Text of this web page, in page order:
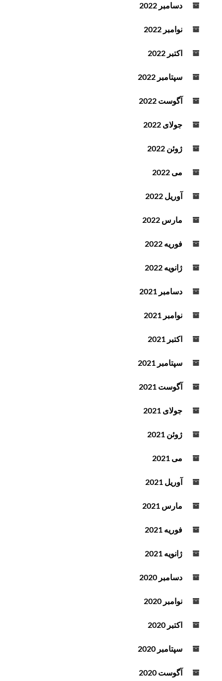
دسامبر 2022
نوامبر 2022
اکتبر 2022
سپتامبر 2022
آگوست 2022
جولای 2022
ژوئن 2022
می 2022
آوریل 2022
مارس 2022
فوریه 2022
ژانویه 2022
دسامبر 2021
نوامبر 2021
اکتبر 2021
سپتامبر 2021
آگوست 2021
جولای 2021
ژوئن 2021
می 2021
آوریل 2021
مارس 2021
فوریه 2021
ژانویه 2021
دسامبر 2020
نوامبر 2020
اکتبر 2020
سپتامبر 2020
آگوست 2020